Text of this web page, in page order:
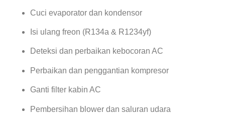
Cuci evaporator dan kondensor
Isi ulang freon (R134a & R1234yf)
Deteksi dan perbaikan kebocoran AC
Perbaikan dan penggantian kompresor
Ganti filter kabin AC
Pembersihan blower dan saluran udara